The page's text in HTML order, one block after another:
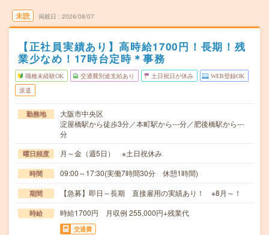
未読 掲載日 2026/08/07
【正社員実績あり】高時給1700円！長期！残
業少なめ！17時台定時＊事務
職種未経験OK 交通費別途支給あり 土日祝日が休み WEB登録OK
派遣
勤務地
大阪市中央区
淀屋橋駅から徒歩3分／本町駅から---分／肥後橋駅から---
分
曜日頻度 月～金（週5日） ※土日祝休み
時間 09:00～17:30(実働7時間30分 休憩1時間)
期間 【急募】即日～長期 直接雇用の実績あり！ ※8月～！
時給 時給1700円 月収例 255,000円+残業代
交通費